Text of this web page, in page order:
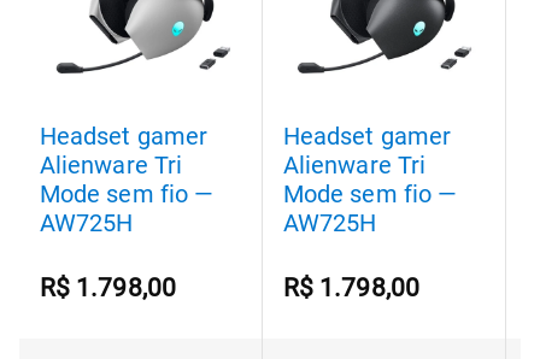
Headset gamer
Alienware Tri
Mode sem fio —
AW725H
R$ 1.798,00
Headset gamer
Alienware Tri
Mode sem fio —
AW725H
R$ 1.798,00